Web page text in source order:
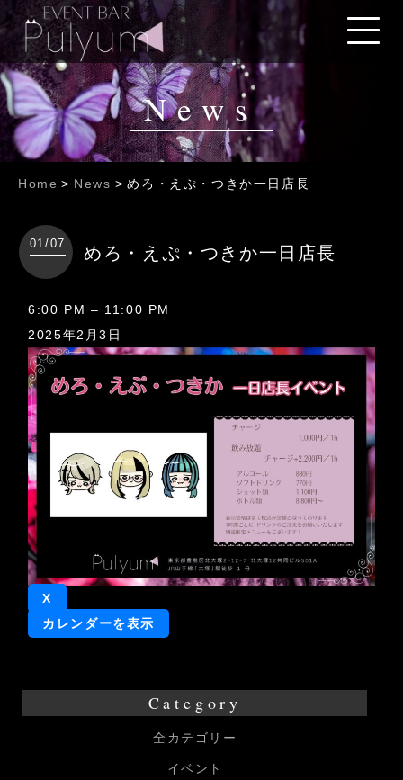
News
Home > News > めろ・えぷ・つきか一日店長
01/07 めろ・えぷ・つきか一日店長
め
ろ・
え
ぷ・
つ
き
か
一
日
店
長
6:00 PM – 11:00 PM
2025年2月3日
X
カレンダーを表示
Category
全カテゴリー
イベント